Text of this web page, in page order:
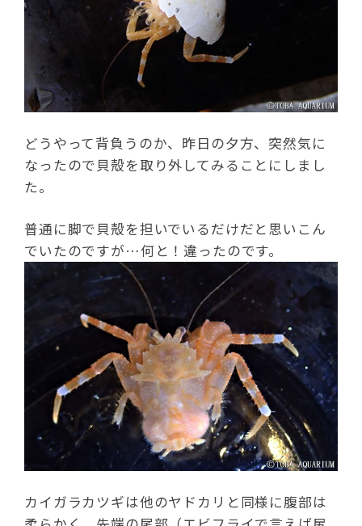
どうやって背負うのか、昨日の夕方、突然気に
なったので貝殻を取り外してみることにしまし
た。
普通に脚で貝殻を担いでいるだけだと思いこん
でいたのですが…何と！違ったのです。
カイガラカツギは他のヤドカリと同様に腹部は